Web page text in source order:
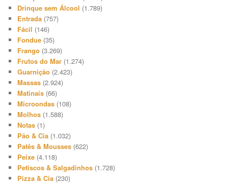
Drinque sem Álcool (1.789)
Entrada (757)
Fácil (146)
Fondue (35)
Frango (3.269)
Frutos do Mar (1.274)
Guarnição (2.423)
Massas (2.924)
Matinais (66)
Microondas (108)
Molhos (1.588)
Notas (1)
Pão & Cia (1.032)
Patês & Mousses (622)
Peixe (4.118)
Petiscos & Salgadinhos (1.728)
Pizza & Cia (230)